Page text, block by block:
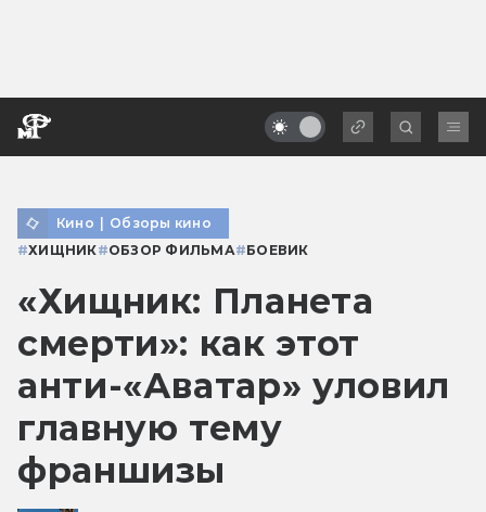
Кино | Обзоры кино
#ХИЩНИК#ОБЗОР ФИЛЬМА#БОЕВИК
«Хищник: Планета
смерти»: как этот
анти-«Аватар» уловил
главную тему
франшизы